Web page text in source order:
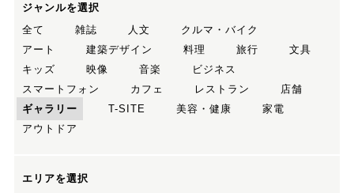
ジャンルを選択
全て
雑誌 人文
クルマ・バイク
アート
建築デザイン 料理 旅行
文具
キッズ
映像 音楽
ビジネス
スマートフォン
カフェ レストラン
店舗
ギャラリー
T-SITE 美容・健康
家電
アウトドア
エリアを選択